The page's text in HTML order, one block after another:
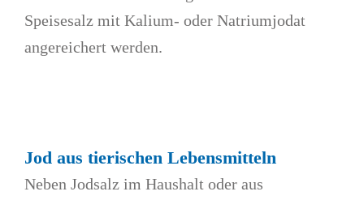
Speisesalz mit Kalium- oder Natriumjodat
angereichert werden.
Jod aus tierischen Lebensmitteln
Neben Jodsalz im Haushalt oder aus